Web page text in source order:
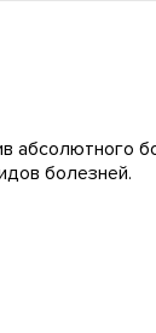
абсолютного
болезней.